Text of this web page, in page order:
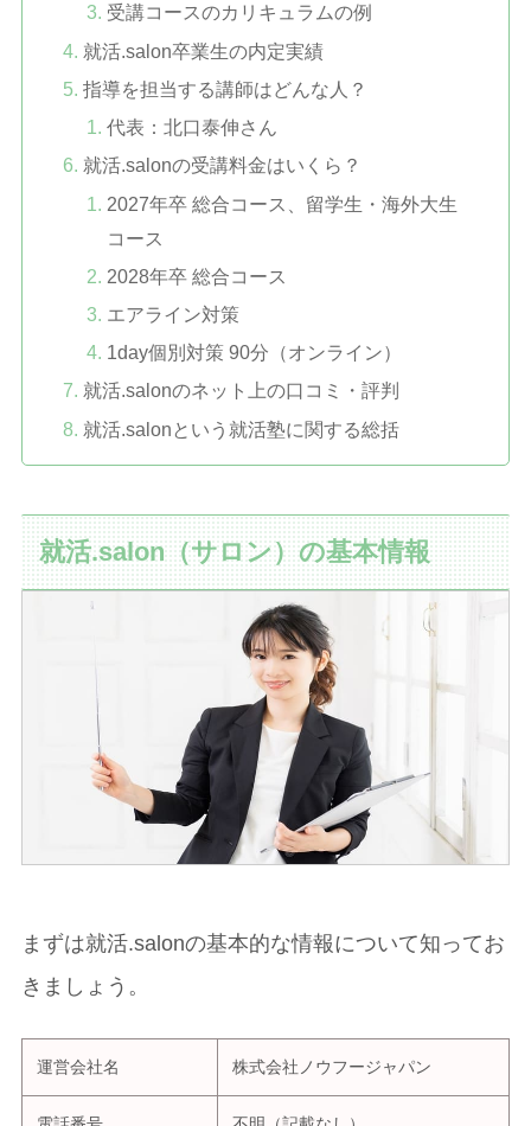
受講コースのカリキュラムの例
就活.salon卒業生の内定実績
指導を担当する講師はどんな人？
代表：北口泰伸さん
就活.salonの受講料金はいくら？
2027年卒 総合コース、留学生・海外大生
コース
2028年卒 総合コース
エアライン対策
1day個別対策 90分（オンライン）
就活.salonのネット上の口コミ・評判
就活.salonという就活塾に関する総括
就活.salon（サロン）の基本情報
まずは就活.salonの基本的な情報について知ってお
きましょう。
運営会社名 株式会社ノウフージャパン